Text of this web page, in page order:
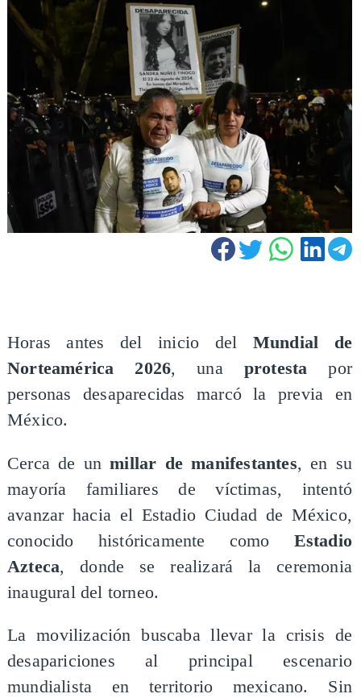
Horas antes del inicio del Mundial de
Norteamérica 2026, una protesta por
personas desaparecidas marcó la previa en
México.
Cerca de unmillar de manifestantes, en su
mayoría familiares de víctimas, intentó
avanzar hacia el Estadio Ciudad de México,
conocido históricamente como Estadio
Azteca, donde se realizará la ceremonia
inaugural del torneo.
La movilización buscaba llevar la crisis de
desapariciones al principal escenario
mundialista en territorio mexicano. Sin